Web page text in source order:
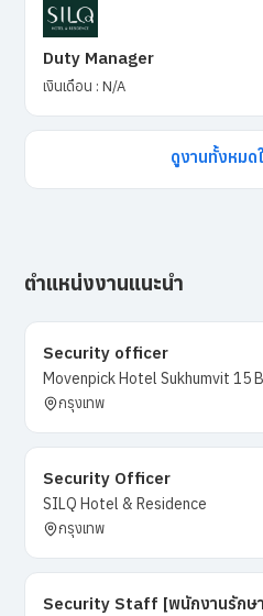
Duty Manager
เงินเดือน : N/A
ดูงานทั้งหมด
ตำแหน่งงานแนะนำ
Security officer
Movenpick Hotel Sukhumvit 15
กรุงเทพ
Security Officer
SILQ Hotel & Residence
กรุงเทพ
Security Staff [พนักงานรักษ